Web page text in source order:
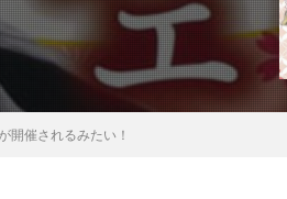
開催されるみたい！